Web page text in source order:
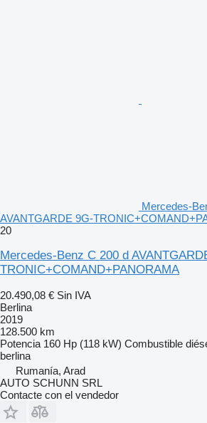
Mercedes-
AVANTGARDE 9G-
20
Mercedes-Benz C 200 d
TRONIC+COMAND+PANORAMA
20.490,08 € Sin IVA
Berlina
2019
128.500 km
Potencia 160 Hp (118 kW) Combustible
berlina
Rumanía, Arad
AUTO SCHUNN SRL
Contacte con el vendedor